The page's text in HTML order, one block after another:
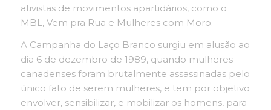
ativistas de movimentos apartidários, como o
MBL, Vem pra Rua e Mulheres com Moro.
A Campanha do Laço Branco surgiu em alusão ao
dia 6 de dezembro de 1989, quando mulheres
canadenses foram brutalmente assassinadas pelo
único fato de serem mulheres, e tem por objetivo
envolver, sensibilizar, e mobilizar os homens, para